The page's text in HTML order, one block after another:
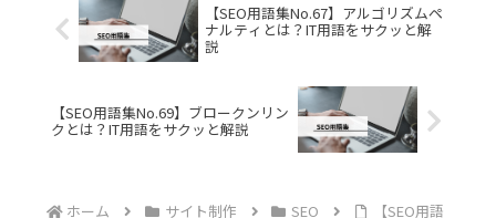
【SEO用語集No.67】アルゴリズムペ
ナルティとは？IT用語をサクッと解
説
【SEO用語集No.69】ブロークンリン
クとは？IT用語をサクッと解説
ホーム サイト制作 SEO
【SEO用語